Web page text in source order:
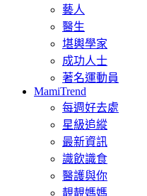
藝人
醫生
堪輿學家
成功人士
著名運動員
MamiTrend
每週好去處
星級追縱
最新資訊
識飲識食
醫護與你
靚靚媽媽